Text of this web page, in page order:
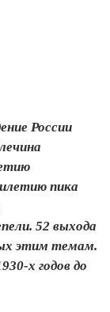
России
пика
52 выхода
этим темам.
х годов до